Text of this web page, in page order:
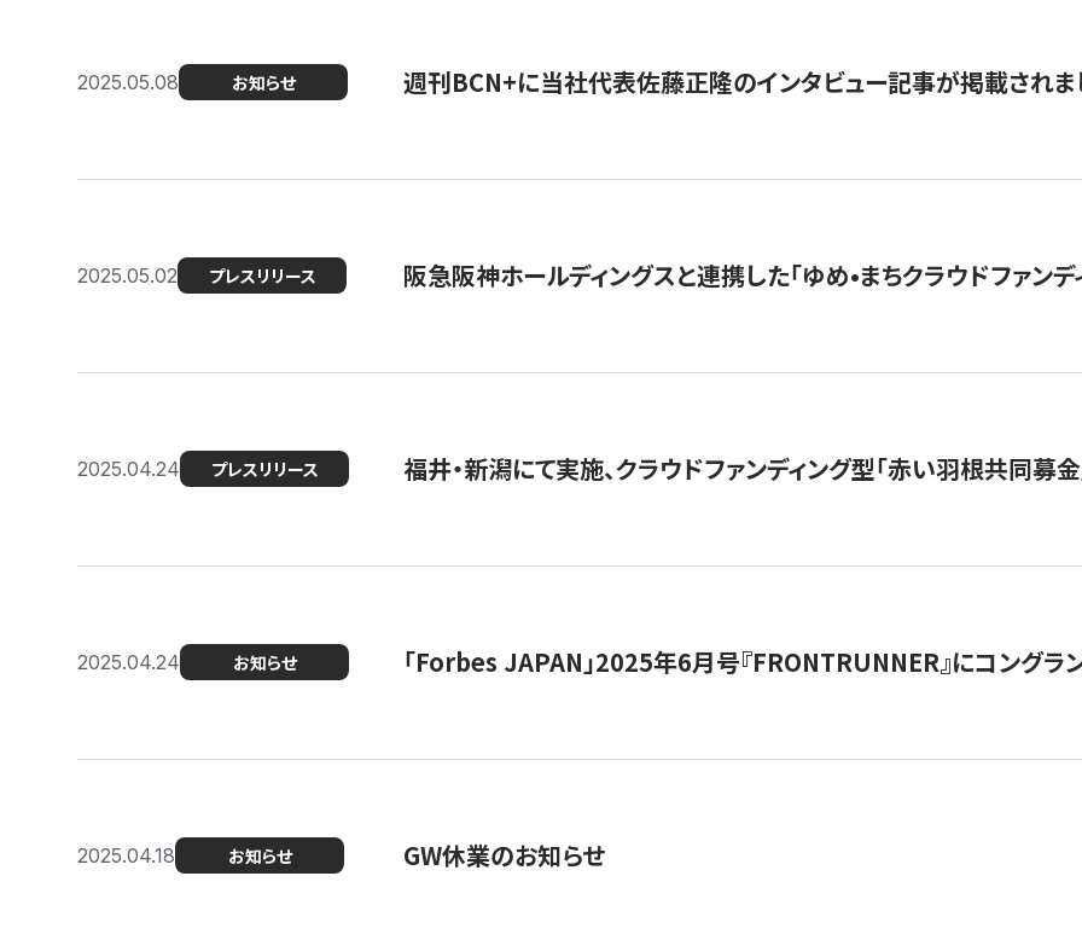
2025.05.08 お知らせ 週刊BCN+に当社代表佐藤正隆のインタビュー記事が掲載されま
2025.05.02 プレスリリース 阪急阪神ホールディングスと連携した「ゆめ•まちクラウドファン
2025.04.24 プレスリリース 福井・新潟にて実施、クラウドファンディング型「赤い羽根共同
2025.04.24 お知らせ 「Forbes JAPAN」2025年6月号『FRONTRUNNER』にコングラ
2025.04.18 お知らせ GW休業のお知らせ